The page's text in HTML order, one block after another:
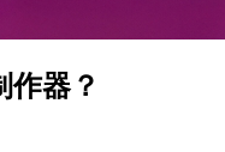
作器？